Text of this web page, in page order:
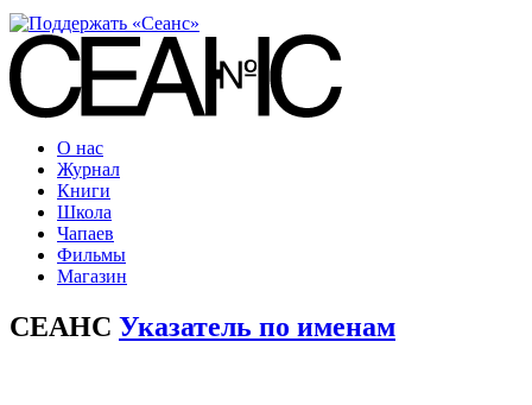
О нас
Журнал
Книги
Школа
Чапаев
Фильмы
Магазин
СЕАНС Указатель по именам